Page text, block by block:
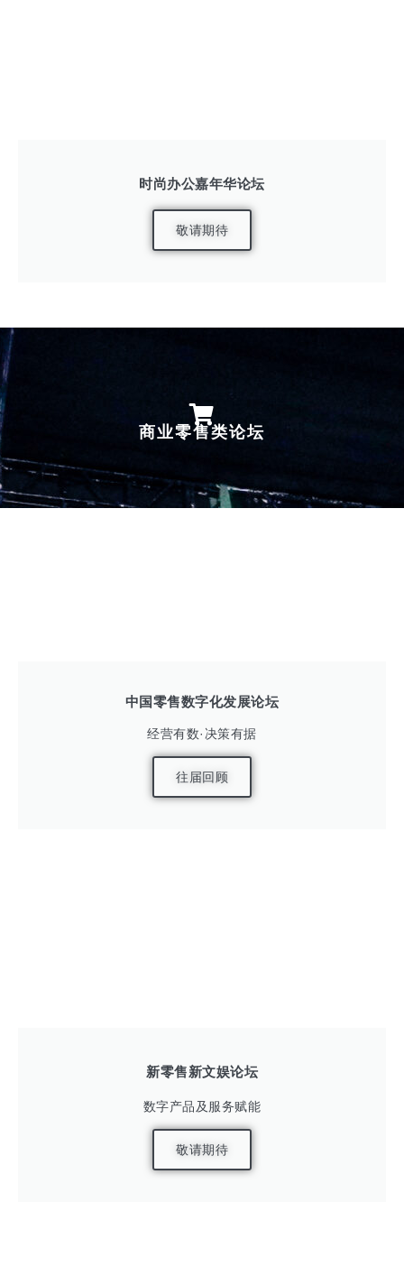
时尚办公嘉年华论坛
敬请期待
商业零售类论坛
中国零售数字化发展论坛
经营有数·决策有据
往届回顾
新零售新文娱论坛
数字产品及服务赋能
敬请期待